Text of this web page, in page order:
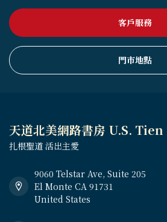
客戶服務
門市地點
天道北美網路書房 U.S.
扎根聖道 活出主愛
9060 Telstar Ave, Suite 205
El Monte CA 91731
United States